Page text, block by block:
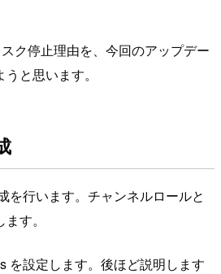
ク停止理由を、今回のアップデー
と思います。
を行います。チャンネルロールと
す。
を設定します。後ほど説明します